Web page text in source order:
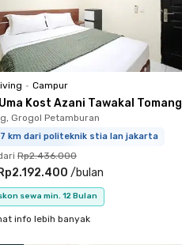
• Campur
Kost Azani Tawakal Tomang
Grogol Petamburan
km dari politeknik stia lan jakarta
Rp2.436.000
/bulan
sewa min. 12 Bulan
info lebih banyak